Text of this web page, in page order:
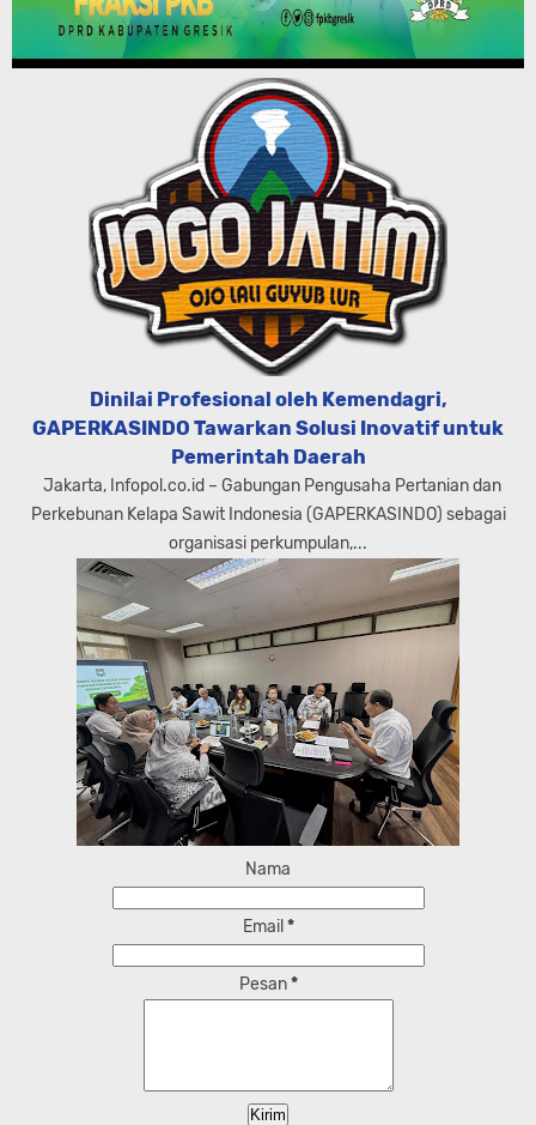
Dinilai Profesional oleh Kemendagri,
GAPERKASINDO Tawarkan Solusi Inovatif untuk
Pemerintah Daerah
Jakarta, Infopol.co.id – Gabungan Pengusaha Pertanian dan
Perkebunan Kelapa Sawit Indonesia (GAPERKASINDO) sebagai
organisasi perkumpulan,...
Nama
Email *
Pesan*